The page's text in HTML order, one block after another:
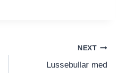
NEXT
Lussebullar med